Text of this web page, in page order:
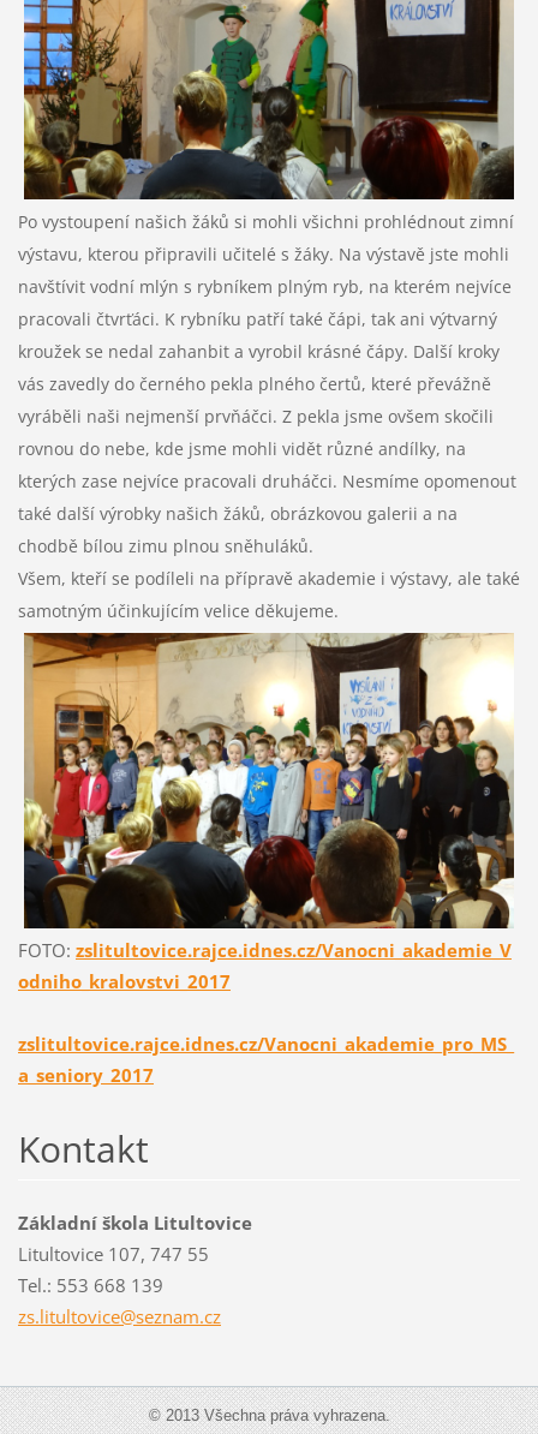
Po vystoupení našich žáků si mohli všichni prohlédnout zimní
výstavu, kterou připravili učitelé s žáky. Na výstavě jste mohli
navštívit vodní mlýn s rybníkem plným ryb, na kterém nejvíce
pracovali čtvrťáci. K rybníku patří také čápi, tak ani výtvarný
kroužek se nedal zahanbit a vyrobil krásné čápy. Další kroky
vás zavedly do černého pekla plného čertů, které převážně
vyráběli naši nejmenší prvňáčci. Z pekla jsme ovšem skočili
rovnou do nebe, kde jsme mohli vidět různé andílky, na
kterých zase nejvíce pracovali druháčci. Nesmíme opomenout
také další výrobky našich žáků, obrázkovou galerii a na
chodbě bílou zimu plnou sněhuláků.
Všem, kteří se podíleli na přípravě akademie i výstavy, ale také
samotným účinkujícím velice děkujeme.
FOTO: zslitultovice.rajce.idnes.cz/Vanocni_akademie_V
odniho_kralovstvi_2017
zslitultovice.rajce.idnes.cz/Vanocni_akademie_pro_MS_
a_seniory_2017
Kontakt
Základní škola Litultovice
Litultovice 107, 747 55
Tel.: 553 668 139
zs.litultovice@seznam.cz
© 2013 Všechna práva vyhrazena.